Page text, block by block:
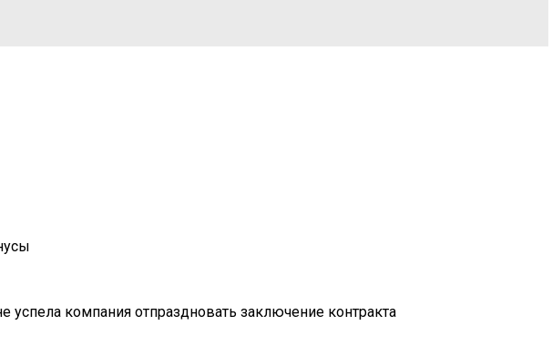
успела компания отпраздновать заключение контракта